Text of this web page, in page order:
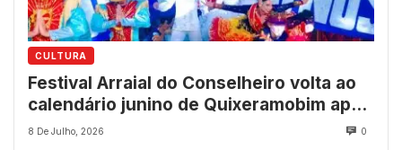
CULTURA
Festival Arraial do Conselheiro volta ao
calendário junino de Quixeramobim após
quatro anos
8 De Julho, 2026 0